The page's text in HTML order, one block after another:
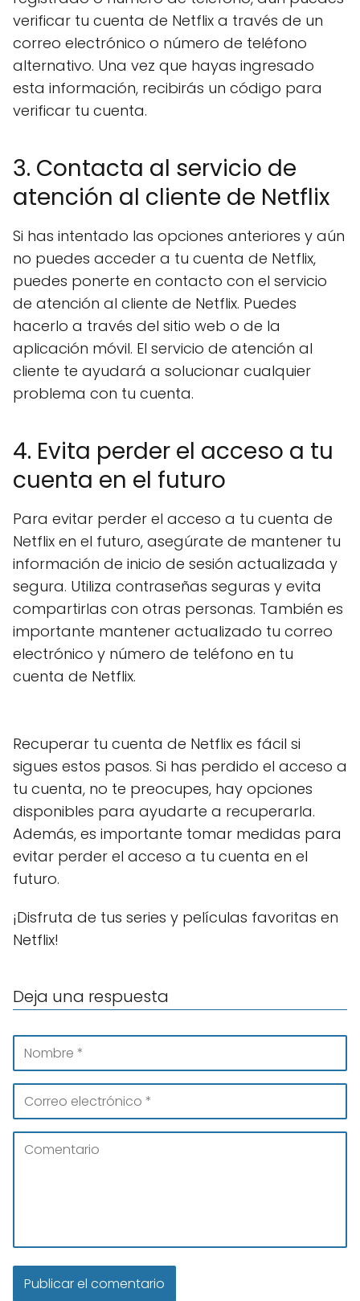
verificar tu cuenta de Netflix a través de un
correo electrónico o número de teléfono
alternativo. Una vez que hayas ingresado
esta información, recibirás un código para
verificar tu cuenta.
3. Contacta al servicio de
atención al cliente de Netflix
Si has intentado las opciones anteriores y aún
no puedes acceder a tu cuenta de Netflix,
puedes ponerte en contacto con el servicio
de atención al cliente de Netflix. Puedes
hacerlo a través del sitio web o de la
aplicación móvil. El servicio de atención al
cliente te ayudará a solucionar cualquier
problema con tu cuenta.
4. Evita perder el acceso a tu
cuenta en el futuro
Para evitar perder el acceso a tu cuenta de
Netflix en el futuro, asegúrate de mantener tu
información de inicio de sesión actualizada y
segura. Utiliza contraseñas seguras y evita
compartirlas con otras personas. También es
importante mantener actualizado tu correo
electrónico y número de teléfono en tu
cuenta de Netflix.
Recuperar tu cuenta de Netflix es fácil si
sigues estos pasos. Si has perdido el acceso a
tu cuenta, no te preocupes, hay opciones
disponibles para ayudarte a recuperarla.
Además, es importante tomar medidas para
evitar perder el acceso a tu cuenta en el
futuro.
¡Disfruta de tus series y películas favoritas en
Netflix!
Deja una respuesta